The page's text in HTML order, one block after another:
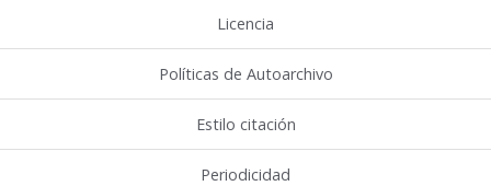
Licencia
Políticas de Autoarchivo
Estilo citación
Periodicidad